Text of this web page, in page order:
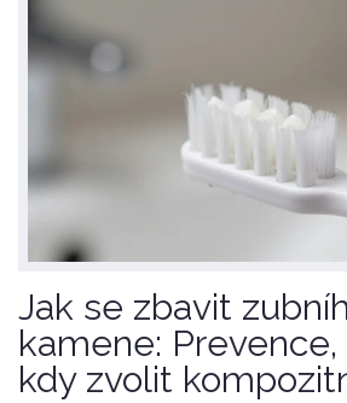
Jak se zbavit
kamene:
kdy zvolit